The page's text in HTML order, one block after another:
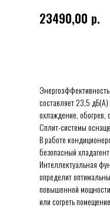
23490,00 р.
составляет 23,5
охлаждение, обогрев,
Сплит-системы
В работе
безопасный
Интеллектуальная
определит
повышенной
или согреть помещение